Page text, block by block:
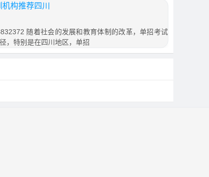
构推荐四川
随着社会的发展和教育体制的改革，单招考试
，特别是在四川地区，单招